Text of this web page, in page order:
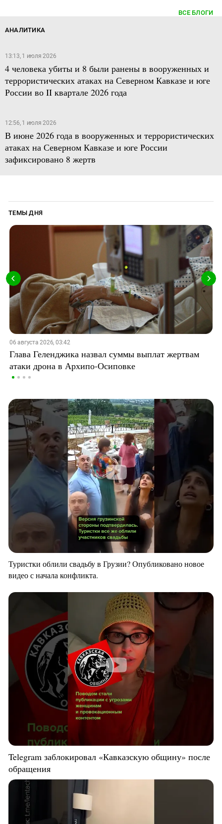
ВСЕ БЛОГИ
АНАЛИТИКА
13:13, 1 июля 2026
4 человека убиты и 8 были ранены в вооруженных и
террористических атаках на Северном Кавказе и юге
России во II квартале 2026 года
12:56, 1 июля 2026
В июне 2026 года в вооруженных и террористических
атаках на Северном Кавказе и юге России
зафиксировано 8 жертв
ТЕМЫ ДНЯ
06 августа 2026, 03:42
Глава Геленджика назвал суммы выплат жертвам
атаки дрона в Архипо-Осиповке
Туристки облили свадьбу в Грузии? Опубликовано новое
видео с начала конфликта.
Telegram заблокировал «Кавказскую общину» после
обращения